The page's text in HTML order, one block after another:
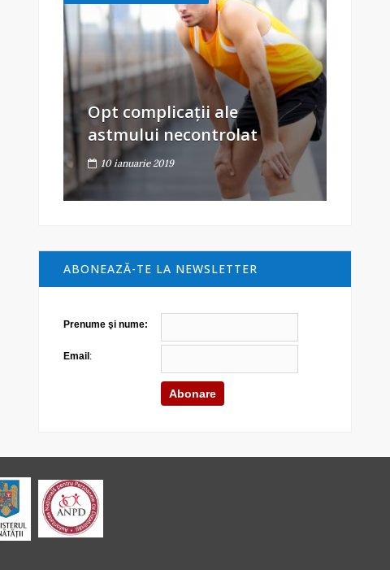
Opt complicații ale
astmului necontrolat
10 ianuarie 2019
ABONEAZĂ-TE LA NEWSLETTER
Prenume şi nume:
Email: